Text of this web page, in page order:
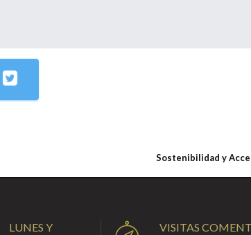
Sostenibilidad y
LUNES Y
VISITAS